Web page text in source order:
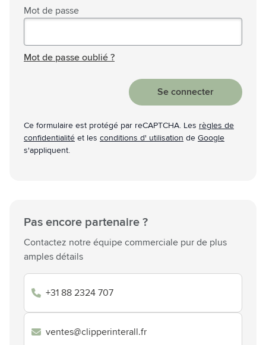
Mot de passe
Mot de passe oublié ?
Se connecter
Ce formulaire est protégé par reCAPTCHA. Les règles de
confidentialité et les conditions d' utilisation de Google
s'appliquent.
Pas encore partenaire ?
Contactez notre équipe commerciale pur de plus
amples détails
+31 88 2324 707
ventes@clipperinterall.fr